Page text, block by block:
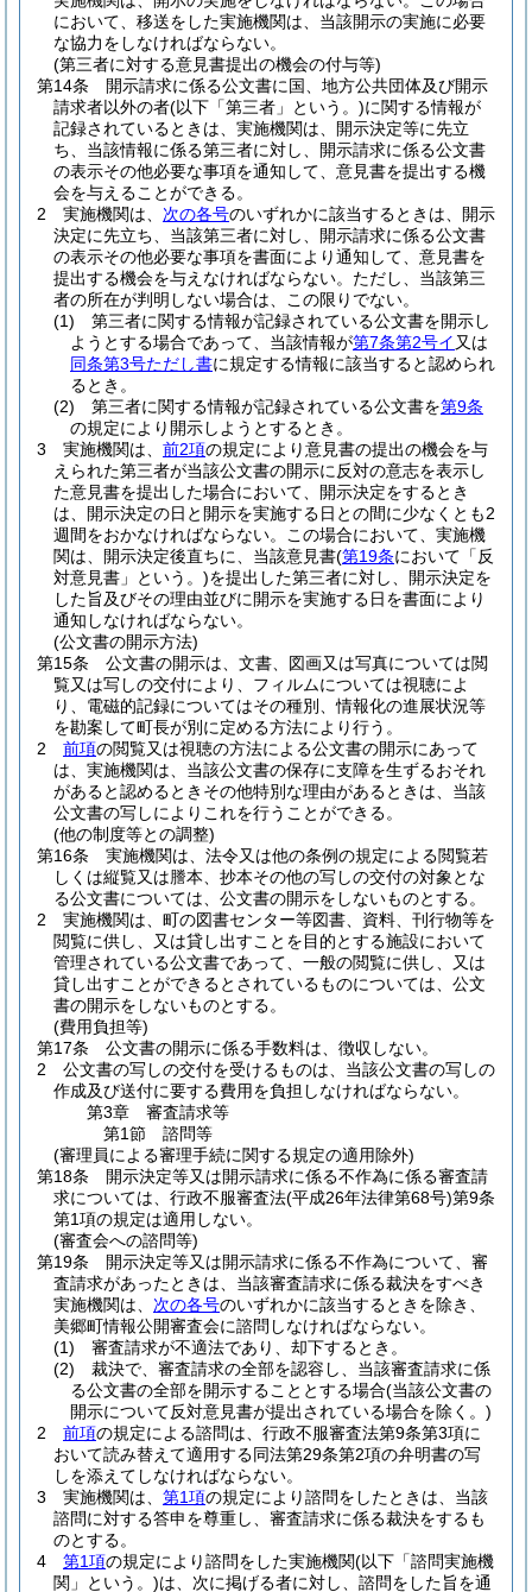
において、移送をした実施機関は、当該開示の実施に必要
な協力をしなければならない。
(第三者に対する意見書提出の機会の付与等)
第14条
開示請求に係る公文書に国、地方公共団体及び開示
請求者以外の者(以下「第三者」という。)に関する情報が
記録されているときは、実施機関は、開示決定等に先立
ち、当該情報に係る第三者に対し、開示請求に係る公文書
の表示その他必要な事項を通知して、意見書を提出する機
会を与えることができる。
2
実施機関は、 次の各号のいずれかに該当するときは、開示
決定に先立ち、当該第三者に対し、開示請求に係る公文書
の表示その他必要な事項を書面により通知して、意見書を
提出する機会を与えなければならない。 ただし、当該第三
者の所在が判明しない場合は、この限りでない。
(1)
第三者に関する情報が記録されている公文書を開示し
ようとする場合であって、当該情報が第7条第2号イ 又は
同条第3号ただし書に規定する情報に該当すると認められ
るとき。
(2)
第三者に関する情報が記録されている公文書を第9条
の規定により開示しようとするとき。
3
実施機関は、 前2項の規定により意見書の提出の機会を与
えられた第三者が当該公文書の開示に反対の意志を表示し
た意見書を提出した場合において、開示決定をするとき
は、開示決定の日と開示を実施する日との間に少なくとも2
週間をおかなければならない。
この場合において、実施機
関は、開示決定後直ちに、当該意見書(第19条において「反
対意見書」という。)を提出した第三者に対し、開示決定を
した旨及びその理由並びに開示を実施する日を書面により
通知しなければならない。
(公文書の開示方法)
第15条
公文書の開示は、文書、図画又は写真については閲
覧又は写しの交付により、フィルムについては視聴によ
り、電磁的記録についてはその種別、情報化の進展状況等
を勘案して町長が別に定める方法により行う。
2
前項の閲覧又は視聴の方法による公文書の開示にあって
は、実施機関は、当該公文書の保存に支障を生ずるおそれ
があると認めるときその他特別な理由があるときは、当該
公文書の写しによりこれを行うことができる。
(他の制度等との調整)
第16条
実施機関は、法令又は他の条例の規定による閲覧若
しくは縦覧又は謄本、抄本その他の写しの交付の対象とな
る公文書については、公文書の開示をしないものとする。
2
実施機関は、町の図書センター等図書、資料、刊行物等を
閲覧に供し、又は貸し出すことを目的とする施設において
管理されている公文書であって、一般の閲覧に供し、又は
貸し出すことができるとされているものについては、公文
書の開示をしないものとする。
(費用負担等)
第17条
公文書の開示に係る手数料は、徴収しない。
2
公文書の写しの交付を受けるものは、当該公文書の写しの
作成及び送付に要する費用を負担しなければならない。
第3章
審査請求等
第1節
諮問等
(審理員による審理手続に関する規定の適用除外)
第18条
開示決定等又は開示請求に係る不作為に係る審査請
求については、行政不服審査法(平成26年法律第68号)第9条
第1項の規定は適用しない。
(審査会への諮問等)
第19条
開示決定等又は開示請求に係る不作為について、審
査請求があったときは、当該審査請求に係る裁決をすべき
実施機関は、 次の各号のいずれかに該当するときを除き、
美郷町情報公開審査会に諮問しなければならない。
(1)
審査請求が不適法であり、却下するとき。
(2)
裁決で、審査請求の全部を認容し、当該審査請求に係
る公文書の全部を開示することとする場合(当該公文書の
開示について反対意見書が提出されている場合を除く。)
2
前項の規定による諮問は、行政不服審査法第9条第3項に
おいて読み替えて適用する同法第29条第2項の弁明書の写
しを添えてしなければならない。
3
実施機関は、 第1項の規定により諮問をしたときは、当該
諮問に対する答申を尊重し、審査請求に係る裁決をするも
のとする。
4
第1項の規定により諮問をした実施機関(以下「諮問実施機
関」という。)は、次に掲げる者に対し、諮問をした旨を通